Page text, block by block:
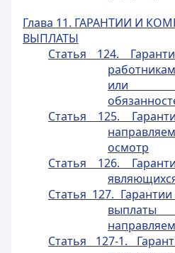
Глава 11. ГАРАНТИИ И
ВЫПЛАТЫ
Статья 124.
или
Статья 125.
осмотр
Статья 126.
Статья 127.
выплаты
Статья 127-1.